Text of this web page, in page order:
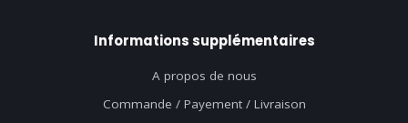
Informations supplémentaires
A propos de nous
Commande / Payement / Livraison